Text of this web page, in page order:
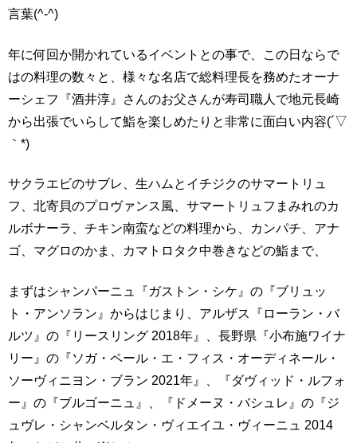
言葉(^-^)
年に何回か開かれているイベントとの事で、この日ならで
はの料理の数々と、様々な名店で総料理長を務めたオーナ
ーシェフ『酒井淳』さんのお父さんが寿司職人で地元長崎
から出張でいらして鮨を楽しめたりと非常に面白い内容(´▽
｀*)
サクラエビのサブレ、生ハムとイチジクのサマートリュ
フ、北寄貝のプロヴァンス風、サマートリュフまみれのカ
ルボナーラ、チキン南蛮などの料理から、カンパチ、アナ
ゴ、マグロのかま、カマトロタク中巻きなどの鮨まで、
まずはシャンパーニュ『ガストン・シケ』の『ブリュッ
ト・アンソラン』からはじまり
、アルザス『ローラン・バ
ルツ』の『リースリング 2018年』、長野県『小布施ワイナ
リー』の『ソガ・ペール・エ・フィス・オーディネール・
ソーヴィニヨン・ブラン 2021年』、『ダヴィッド・ルフォ
ー』の『ブルゴーニュ』、『ドメーヌ・バシュレ』の『ジ
ュヴレ・シャンベルタン・ヴィエイユ・ヴィーニュ 2014